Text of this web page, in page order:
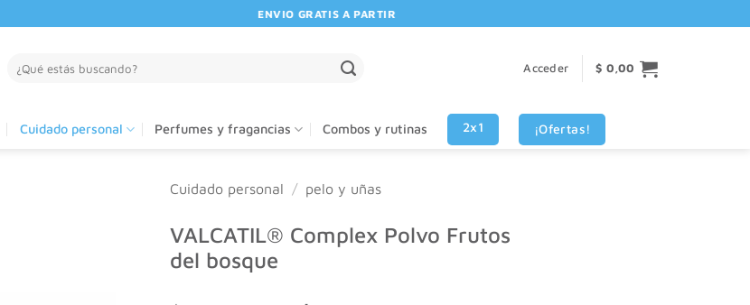
ENVIO GRATIS A PARTIR DE $80.000! 🚚 | 💳 3 CUOTAS SIN INTERES VISA - MASTERCARD
por:
Acceder $ 0,00
Cuidado personal Perfumes y fragancias Combos y rutinas 2x1 ¡Ofertas!
Cuidado personal / pelo y uñas
VALCATIL® Complex Polvo Frutos
del bosque